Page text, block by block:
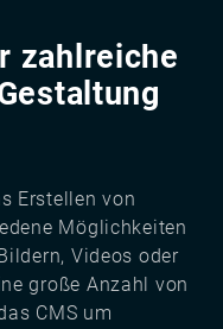
zahlreiche
Erstellen von
Möglichkeiten
Videos oder
große Anzahl von
CMS um